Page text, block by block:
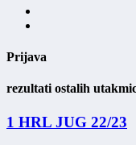
Prijava
rezultati ostalih
1 HRL JUG 22/23